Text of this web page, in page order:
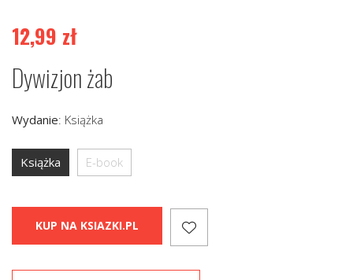
12,99 zł
Dywizjon żab
Wydanie: Książka
Książka E-book
KUP NA KSIAZKI.PL